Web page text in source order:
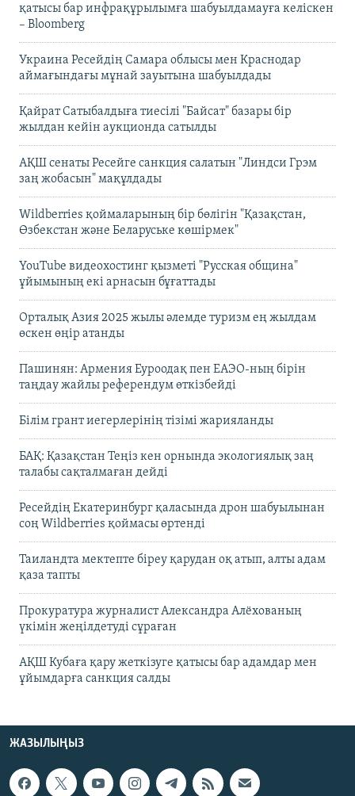
қатысы бар инфрақұрылымға шабуылдамауға келіскен
– Bloomberg
Украина Ресейдің Самара облысы мен Краснодар
аймағындағы мұнай зауытына шабуылдады
Қайрат Сатыбалдыға тиесілі "Байсат" базары бір
жылдан кейін аукционда сатылды
АҚШ сенаты Ресейге санкция салатын "Линдси Грэм
заң жобасын" мақұлдады
Wildberries қоймаларының бір бөлігін "Қазақстан,
Өзбекстан және Беларуське көшірмек"
YouTube видеохостинг қызметі "Русская община"
ұйымының екі арнасын бұғаттады
Орталық Азия 2025 жылы әлемде туризм ең жылдам
өскен өңір атанды
Пашинян: Армения Еуроодақ пен ЕАЭО-ның бірін
таңдау жайлы референдум өткізбейді
Білім грант иегерлерінің тізімі жарияланды
БАҚ: Қазақстан Теңіз кен орнында экологиялық заң
талабы сақталмаған дейді
Ресейдің Екатеринбург қаласында дрон шабуылынан
соң Wildberries қоймасы өртенді
Таиландта мектепте біреу қарудан оқ атып, алты адам
қаза тапты
Прокуратура журналист Александра Алёхованың
үкімін жеңілдетуді сұраған
АҚШ Кубаға қару жеткізуге қатысы бар адамдар мен
ұйымдарға санкция салды
ЖАЗЫЛЫҢЫЗ